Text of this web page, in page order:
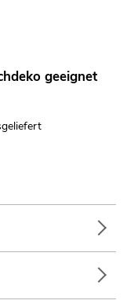
geeignet